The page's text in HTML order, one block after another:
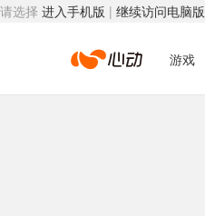
请选择 进入手机版 | 继续访问电脑版
心 游戏